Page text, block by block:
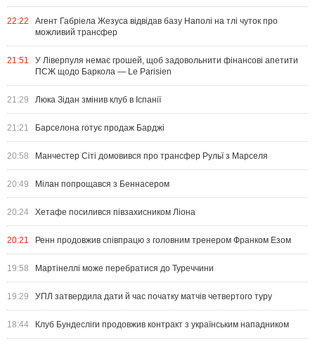
22:22
Агент Габріела Жезуса відвідав базу Наполі на тлі чуток про
можливий трансфер
21:51
У Ліверпуля немає грошей, щоб задовольнити фінансові апетити
ПСЖ щодо Баркола — Le Parisien
21:29 Люка Зідан змінив клуб в Іспанії
21:21 Барселона готує продаж Барджі
20:58 Манчестер Сіті домовився про трансфер Рульї з Марселя
20:49 Мілан попрощався з Беннасером
20:24 Хетафе посилився півзахисником Ліона
20:21 Ренн продовжив співпрацю з головним тренером Франком Езом
19:58 Мартінеллі може перебратися до Туреччини
19:29 УПЛ затвердила дати й час початку матчів четвертого туру
18:44 Клуб Бундесліги продовжив контракт з українським нападником